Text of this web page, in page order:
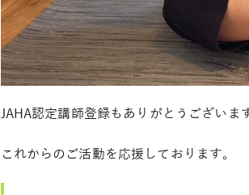
JAHA認定講師登録もありがとうございま
これからのご活動を応援しております。